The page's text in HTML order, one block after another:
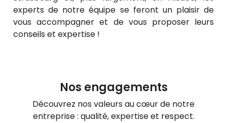
experts de notre équipe se feront un plaisir de
vous accompagner et de vous proposer leurs
conseils et expertise !
Nos engagements
Découvrez nos valeurs au cœur de notre
entreprise : qualité, expertise et respect.